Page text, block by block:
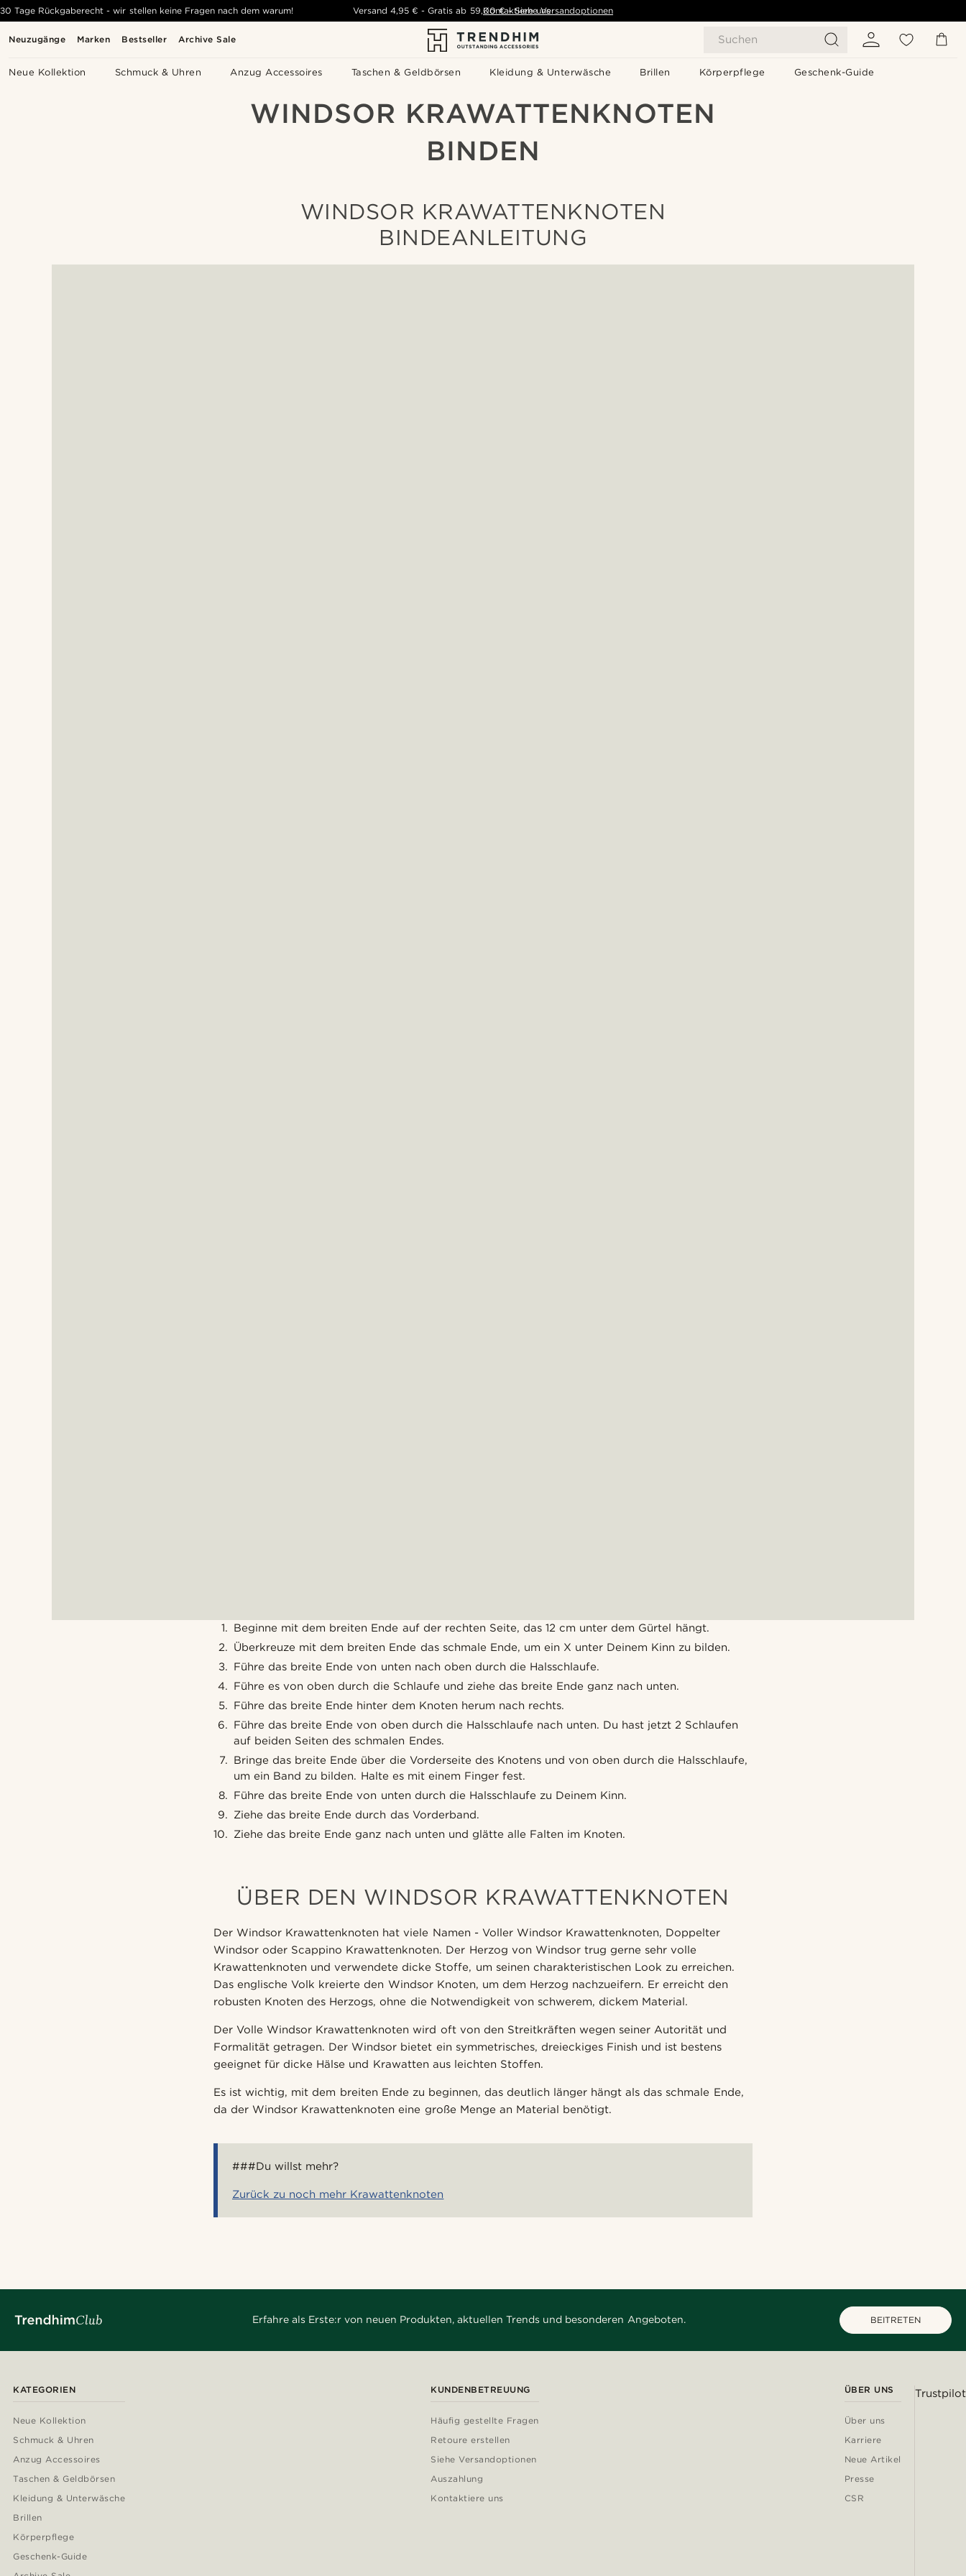
Neuzugänge Marken Bestseller Archive Sale Suchen
Neue Kollektion Schmuck & Uhren Anzug Accessoires Taschen & Geldbörsen Kleidung & Unterwäsche Brillen Körperpflege Geschenk-Guide
30 Tage Rückgaberecht - wir stellen keine Fragen nach dem warum! Versand 4,95 € -Gratis ab 59,00 € - Siehe Versandoptionen
Kontaktiere uns
WINDSOR KRAWATTENKNOTEN
BINDEN
WINDSOR KRAWATTENKNOTEN
BINDEANLEITUNG
Beginne mit dem breiten Ende auf der rechten Seite, das 12 cm unter dem Gürtel hängt.
Überkreuze mit dem breiten Ende das schmale Ende, um ein X unter Deinem Kinn zu bilden.
Führe das breite Ende von unten nach oben durch die Halsschlaufe.
Führe es von oben durch die Schlaufe und ziehe das breite Ende ganz nach unten.
Führe das breite Ende hinter dem Knoten herum nach rechts.
Führe das breite Ende von oben durch die Halsschlaufe nach unten. Du hast jetzt 2 Schlaufen
auf beiden Seiten des schmalen Endes.
Bringe das breite Ende über die Vorderseite des Knotens und von oben durch die Halsschlaufe,
um ein Band zu bilden. Halte es mit einem Finger fest.
Führe das breite Ende von unten durch die Halsschlaufe zu Deinem Kinn.
Ziehe das breite Ende durch das Vorderband.
Ziehe das breite Ende ganz nach unten und glätte alle Falten im Knoten.
ÜBER DEN WINDSOR KRAWATTENKNOTEN
Der Windsor Krawattenknoten hat viele Namen - Voller Windsor Krawattenknoten, Doppelter
Windsor oder Scappino Krawattenknoten. Der Herzog von Windsor trug gerne sehr volle
Krawattenknoten und verwendete dicke Stoffe, um seinen charakteristischen Look zu erreichen.
Das englische Volk kreierte den Windsor Knoten, um dem Herzog nachzueifern. Er erreicht den
robusten Knoten des Herzogs, ohne die Notwendigkeit von schwerem, dickem Material.
Der Volle Windsor Krawattenknoten wird oft von den Streitkräften wegen seiner Autorität und
Formalität getragen. Der Windsor bietet ein symmetrisches, dreieckiges Finish und ist bestens
geeignet für dicke Hälse und Krawatten aus leichten Stoffen.
Es ist wichtig, mit dem breiten Ende zu beginnen, das deutlich länger hängt als das schmale Ende,
da der Windsor Krawattenknoten eine große Menge an Material benötigt.
###Du willst mehr?
Zurück zu noch mehr Krawattenknoten
Erfahre als Erste:r von neuen Produkten, aktuellen Trends und besonderen Angeboten. BEITRETEN
KATEGORIEN
Neue Kollektion
Schmuck & Uhren
Anzug Accessoires
Taschen & Geldbörsen
Kleidung & Unterwäsche
Brillen
Körperpflege
Geschenk-Guide
KUNDENBETREUUNG
Häufig gestellte Fragen
Retoure erstellen
Siehe Versandoptionen
Auszahlung
Kontaktiere uns
ÜBER UNS
Über uns
Karriere
Neue Artikel
Presse
CSR
Trustpilot